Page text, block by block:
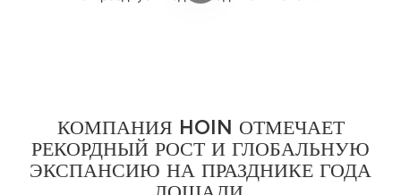
КОМПАНИЯ HOIN ОТМЕЧАЕТ
РЕКОРДНЫЙ РОСТ И ГЛОБАЛЬНУЮ
ЭКСПАНСИЮ НА ПРАЗДНИКЕ ГОДА